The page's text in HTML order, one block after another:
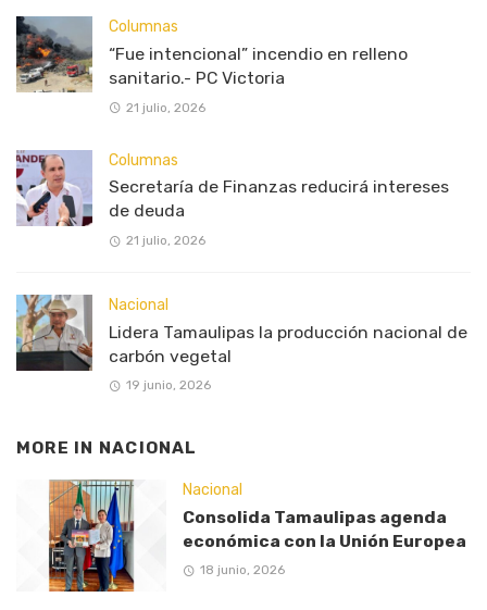
Columnas
“Fue intencional” incendio en relleno
sanitario.- PC Victoria
21 julio, 2026
Columnas
Secretaría de Finanzas reducirá intereses
de deuda
21 julio, 2026
Nacional
Lidera Tamaulipas la producción nacional de
carbón vegetal
19 junio, 2026
MORE IN NACIONAL
Nacional
Consolida Tamaulipas agenda
económica con la Unión Europea
18 junio, 2026